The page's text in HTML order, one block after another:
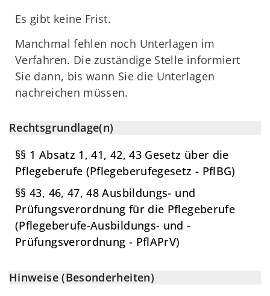
Es gibt keine Frist.
Manchmal fehlen noch Unterlagen im
Verfahren. Die zuständige Stelle informiert
Sie dann, bis wann Sie die Unterlagen
nachreichen müssen.
Rechtsgrundlage(n)
§§ 1 Absatz 1, 41, 42, 43 Gesetz über die
Pflegeberufe (Pflegeberufegesetz - PflBG)
§§ 43, 46, 47, 48 Ausbildungs- und
Prüfungsverordnung für die Pflegeberufe
(Pflegeberufe-Ausbildungs- und -
Prüfungsverordnung - PflAPrV)
Hinweise (Besonderheiten)